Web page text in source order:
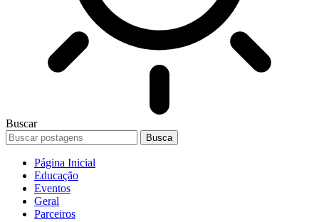
Buscar
Página Inicial
Educação
Eventos
Geral
Parceiros